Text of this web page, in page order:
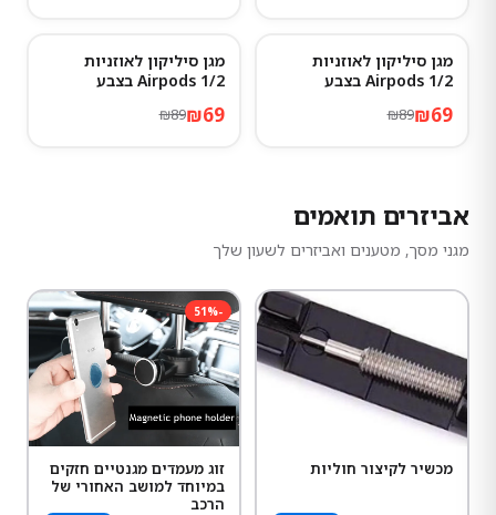
-
22 %
מגן סיליקון לאוזניות
Airpods 1/2 בצבע
₪69
₪89
-
22 %
מגן סיליקון לאוזניות
Airpods 1/2 בצבע
₪69
₪89
אביזרים תואמים
מגני מסך, מטענים ואביזרים לשעון שלך
מכשיר לקיצור חוליות
-
51%
זוג מעמדים מגנטיים חזקים
במיוחד למושב האחורי של
הרכב